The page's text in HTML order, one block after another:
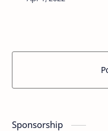
antigen maupun tes
Sponsorship